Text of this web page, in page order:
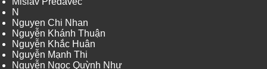
N
Nguyen Chi Nhan
Nguyễn Khánh Thuận
Nguyễn Khắc Huân
Nguyễn Mạnh Thi
Nguyễn Ngọc Quỳnh Như